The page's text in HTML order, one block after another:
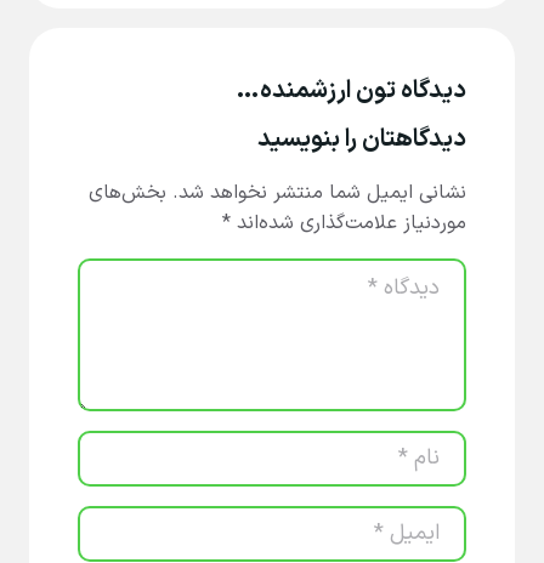
دیدگاه تون ارزشمنده…
دیدگاهتان را بنویسید
نشانی ایمیل شما منتشر نخواهد شد. بخش‌های
موردنیاز علامت‌گذاری شده‌اند *